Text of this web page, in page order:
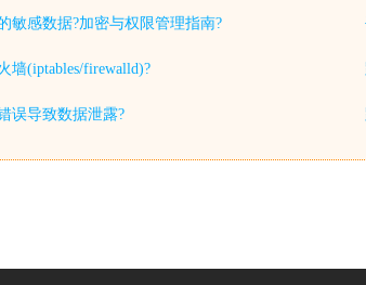
敏感数据?加密与权限管理指南?
墙(iptables/firewalld)?
误导致数据泄露?